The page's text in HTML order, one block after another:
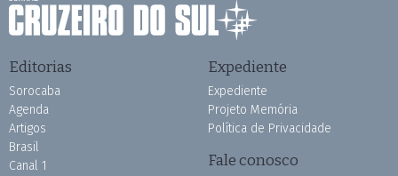
Editorias
Sorocaba
Agenda
Artigos
Brasil
Canal 1
Expediente
Expediente
Projeto Memória
Política de Privacidade
Fale conosco